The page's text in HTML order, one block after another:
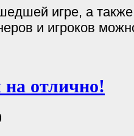
игре, а
и игроков
на отлично!